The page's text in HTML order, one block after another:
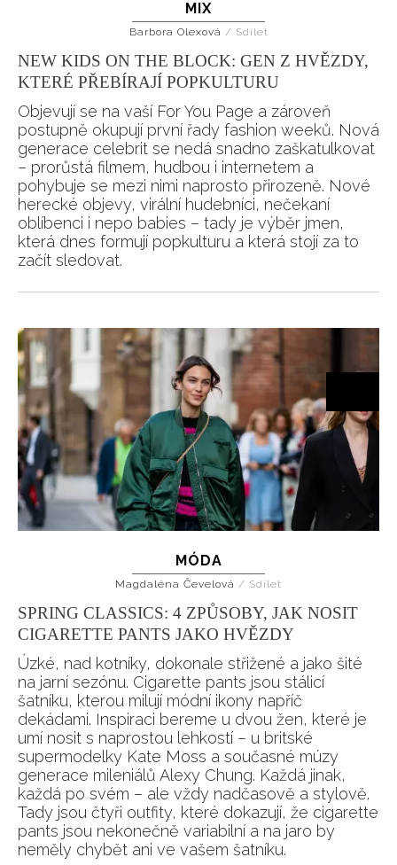
MIX
Barbora Olexová / Sdílet
NEW KIDS ON THE BLOCK: GEN Z HVĚZDY,
KTERÉ PŘEBÍRAJÍ POPKULTURU
Objevují se na vaší For You Page a zároveň
postupně okupují první řady fashion weeků. Nová
generace celebrit se nedá snadno zaškatulkovat
– prorůstá filmem, hudbou i internetem a
pohybuje se mezi nimi naprosto přirozeně. Nové
herecké objevy, virální hudebníci, nečekaní
oblíbenci i nepo babies – tady je výběr jmen,
která dnes formují popkulturu a která stojí za to
začít sledovat.
MÓDA
Magdaléna Čevelová / Sdílet
SPRING CLASSICS: 4 ZPŮSOBY, JAK NOSIT
CIGARETTE PANTS JAKO HVĚZDY
Úzké, nad kotníky, dokonale střižené a jako šité
na jarní sezónu. Cigarette pants jsou stálicí
šatníku, kterou milují módní ikony napříč
dekádami. Inspiraci bereme u dvou žen, které je
umí nosit s naprostou lehkostí – u britské
supermodelky Kate Moss a současné múzy
generace mileniálů Alexy Chung. Každá jinak,
každá po svém – ale vždy nadčasově a stylově.
Tady jsou čtyři outfity, které dokazují, že cigarette
pants jsou nekonečně variabilní a na jaro by
neměly chybět ani ve vašem šatníku.